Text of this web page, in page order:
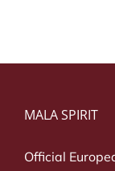
MALA SPIRIT
Official